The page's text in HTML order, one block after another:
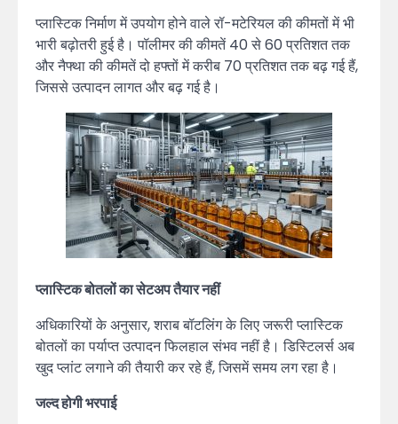
प्लास्टिक निर्माण में उपयोग होने वाले रॉ-मटेरियल की कीमतों में भी
भारी बढ़ोतरी हुई है। पॉलीमर की कीमतें 40 से 60 प्रतिशत तक
और नैफ्था की कीमतें दो हफ्तों में करीब 70 प्रतिशत तक बढ़ गई हैं,
जिससे उत्पादन लागत और बढ़ गई है।
प्लास्टिक बोतलों का सेटअप तैयार नहीं
अधिकारियों के अनुसार, शराब बॉटलिंग के लिए जरूरी प्लास्टिक
बोतलों का पर्याप्त उत्पादन फिलहाल संभव नहीं है। डिस्टिलर्स अब
खुद प्लांट लगाने की तैयारी कर रहे हैं, जिसमें समय लग रहा है।
जल्द होगी भरपाई